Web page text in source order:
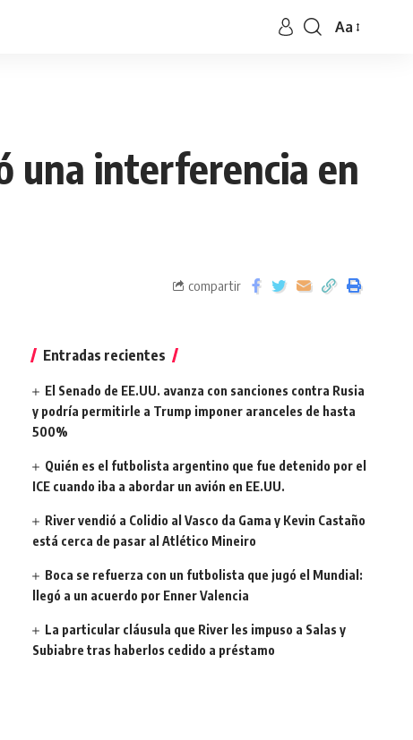
Aa
una interferencia en
compartir
Entradas recientes
El Senado de EE.UU. avanza con sanciones contra Rusia
y podría permitirle a Trump imponer aranceles de hasta
500%
Quién es el futbolista argentino que fue detenido por el
ICE cuando iba a abordar un avión en EE.UU.
River vendió a Colidio al Vasco da Gama y Kevin Castaño
está cerca de pasar al Atlético Mineiro
Boca se refuerza con un futbolista que jugó el Mundial:
llegó a un acuerdo por Enner Valencia
La particular cláusula que River les impuso a Salas y
Subiabre tras haberlos cedido a préstamo